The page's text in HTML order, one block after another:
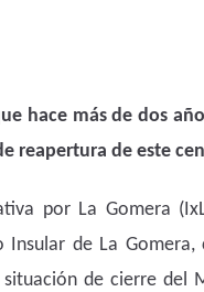
hace más de dos
reapertura de este
por La Gomera
de La
de cierre del